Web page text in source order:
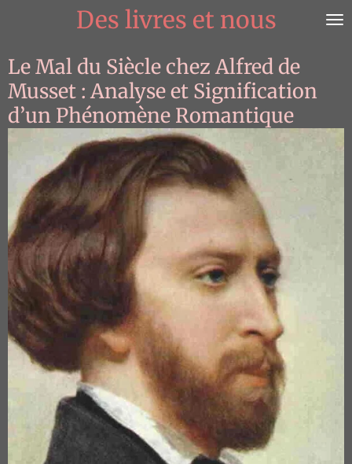
principal
Des livres et nous
Le Mal du Siècle chez Alfred de
Musset : Analyse et Signification
d’un Phénomène Romantique